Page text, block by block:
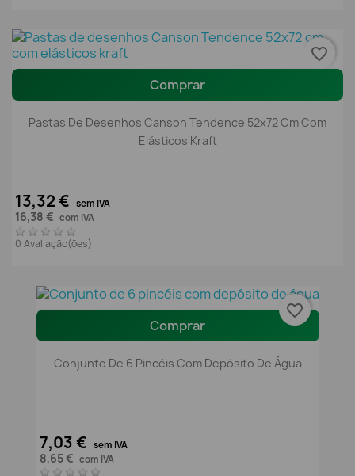
Comprar
Pastas De Desenhos Canson Tendence 52x72 Cm Com
Elásticos Kraft
13,32 € sem IVA
16,38 € com IVA
0 Avaliação(ões)
favorite_border
Comprar
Conjunto De 6 Pincéis Com Depósito De Água
7,03 € sem IVA
8,65 € com IVA
favorite_border